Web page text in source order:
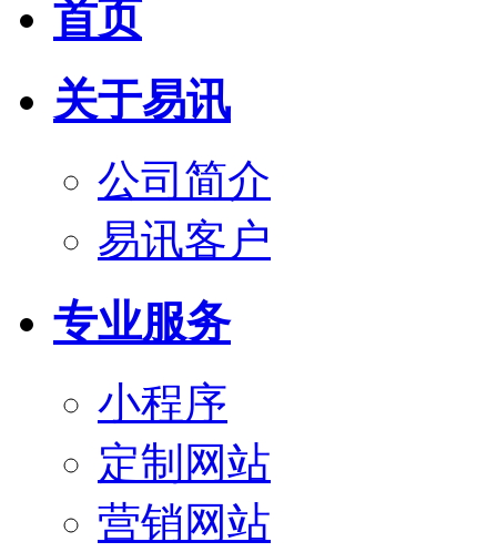
首页
关于易讯
公司简介
易讯客户
专业服务
小程序
定制网站
营销网站